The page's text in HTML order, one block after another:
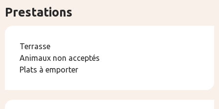
Prestations
Terrasse
Animaux non acceptés
Plats à emporter